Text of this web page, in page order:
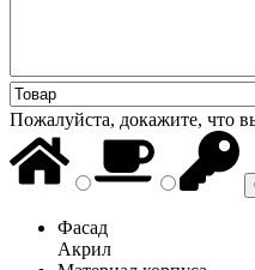
Пожалуйста, докажите, что
Фасад
Акрил